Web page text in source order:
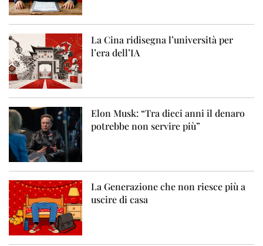
La Cina ridisegna l’università per
l’era dell’IA
Elon Musk: “Tra dieci anni il denaro
potrebbe non servire più”
La Generazione che non riesce più a
uscire di casa